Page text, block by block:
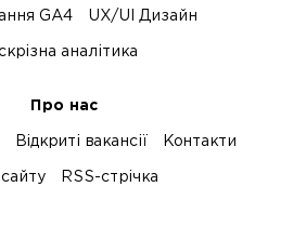
GA4 UX/UI Дизайн
аналітика
Про нас
Відкриті вакансії Контакти
RSS-стрічка